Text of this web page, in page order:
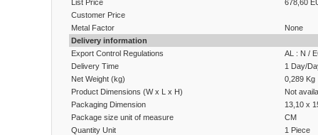
List Price
678,60
Customer Price
Metal Factor
None
Delivery information
Export Control Regulations
AL : N /
Delivery Time
1 Day/
Net Weight (kg)
0,289 Kg
Product Dimensions (W x L x H)
Not
Packaging Dimension
13,10 x
Package size unit of measure
CM
Quantity Unit
1 Piece